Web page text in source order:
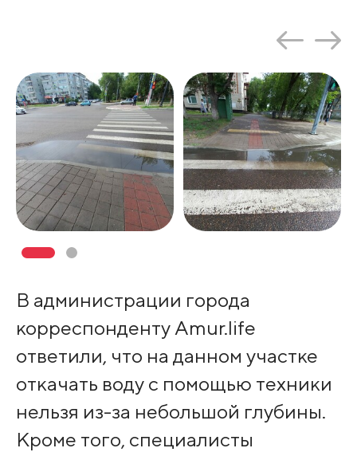
В администрации города
корреспонденту Amur.life
ответили, что на данном участке
откачать воду с помощью техники
нельзя из-за небольшой глубины.
Кроме того, специалисты